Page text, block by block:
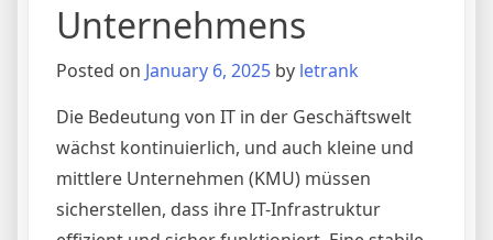
Unternehmens
Posted on January 6, 2025 by letrank
Die Bedeutung von IT in der Geschäftswelt
wächst kontinuierlich, und auch kleine und
mittlere Unternehmen (KMU) müssen
sicherstellen, dass ihre IT-Infrastruktur